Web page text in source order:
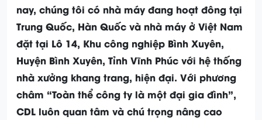
nay, chúng tôi có nhà máy đang hoạt đông tại
Trung Quốc, Hàn Quốc và nhà máy ở Việt Nam
đặt tại Lô 14, Khu công nghiệp Bình Xuyên,
Huyện Bình Xuyên, Tỉnh Vĩnh Phúc với hệ thống
nhà xưởng khang trang, hiện đại. Với phương
châm “Toàn thể công ty là một đại gia đình”,
CDL luôn quan tâm và chú trọng nâng cao